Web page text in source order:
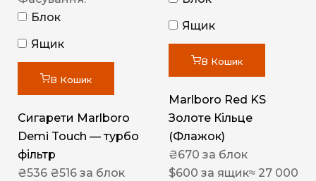
Блок
Ящик
В Кошик
Сигарети Marlboro
Demi Touch — турбо
фільтр
₴536 ₴516 за блок
Ящик
В Кошик
Marlboro Red KS
Золоте Кільце
(Флажок)
₴670 за блок
$600 за ящик≈ 27 000